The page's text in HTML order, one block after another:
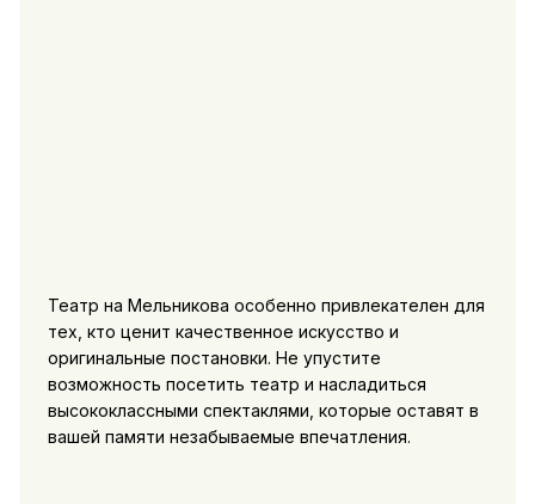
Театр на Мельникова особенно привлекателен для
тех, кто ценит качественное искусство и
оригинальные постановки. Не упустите
возможность посетить театр и насладиться
высококлассными спектаклями, которые оставят в
вашей памяти незабываемые впечатления.